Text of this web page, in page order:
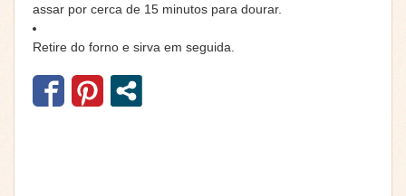
assar por cerca de 15 minutos para dourar.
Retire do forno e sirva em seguida.